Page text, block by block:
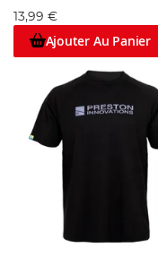
13,99 €
Ajouter Au Panier